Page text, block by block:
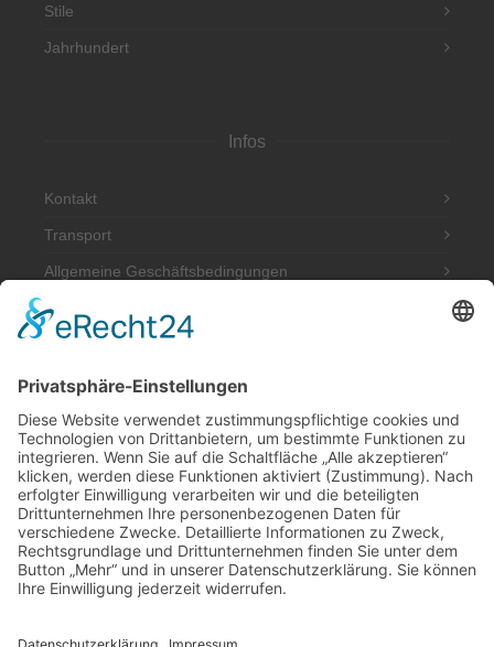
Stile
Jahrhundert
Infos
Kontakt
Transport
Allgemeine Geschäftsbedingungen
Impressum
Datenschutzerklärung
Adresse
Werkstatt und Möbelausstellung:
Hannoversche Str. 89 (Halle hinten rechts)
49328 Melle
Tel.: 0170 580 4667
post@antik-im-hof.de